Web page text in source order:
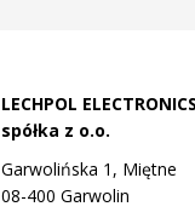
LECHPOL ELECTRONICS
spółka z o.o.
Garwolińska 1, Miętne
08-400 Garwolin